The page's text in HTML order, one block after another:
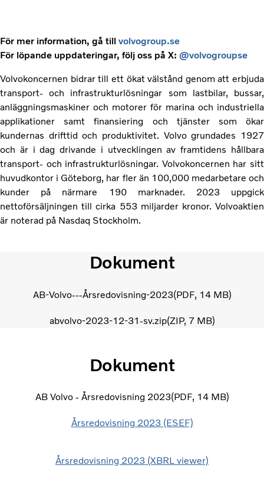
För mer information, gå till volvogroup.se
För löpande uppdateringar, följ oss på X: @volvogroupse
Volvokoncernen bidrar till ett ökat välstånd genom att erbjuda
transport- och infrastrukturlösningar som lastbilar, bussar,
anläggningsmaskiner och motorer för marina och industriella
applikationer samt finansiering och tjänster som ökar
kundernas drifttid och produktivitet. Volvo grundades 1927
och är i dag drivande i utvecklingen av framtidens hållbara
transport- och infrastrukturlösningar. Volvokoncernen har sitt
huvudkontor i Göteborg, har fler än 100,000 medarbetare och
kunder på närmare 190 marknader. 2023 uppgick
nettoförsäljningen till cirka 553 miljarder kronor. Volvoaktien
är noterad på Nasdaq Stockholm.
Dokument
AB-Volvo---Årsredovisning-2023 PDF 14 MB
abvolvo-2023-12-31-sv.zip ZIP 7 MB
Dokument
AB Volvo - Årsredovisning 2023 PDF 14 MB
Årsredovisning 2023 (ESEF)
Årsredovisning 2023 (XBRL viewer)